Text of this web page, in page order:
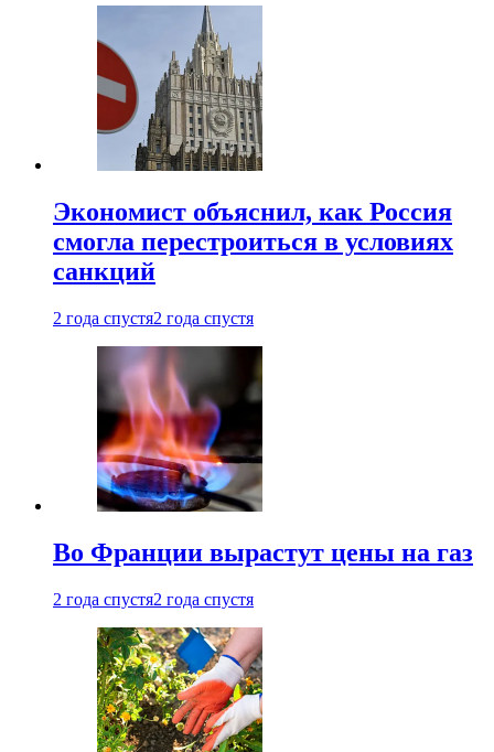
Экономист объяснил, как Россия
смогла перестроиться в условиях
санкций
2 года спустя2 года спустя
Во Франции вырастут цены на газ
2 года спустя2 года спустя